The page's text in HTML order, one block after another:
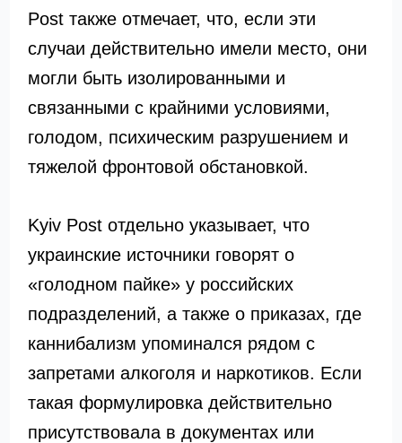
Post также отмечает, что, если эти
случаи действительно имели место, они
могли быть изолированными и
связанными с крайними условиями,
голодом, психическим разрушением и
тяжелой фронтовой обстановкой.
Kyiv Post отдельно указывает, что
украинские источники говорят о
«голодном пайке» у российских
подразделений, а также о приказах, где
каннибализм упоминался рядом с
запретами алкоголя и наркотиков. Если
такая формулировка действительно
присутствовала в документах или